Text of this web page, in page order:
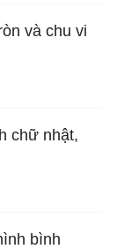
và chu vi
chữ nhật,
bình